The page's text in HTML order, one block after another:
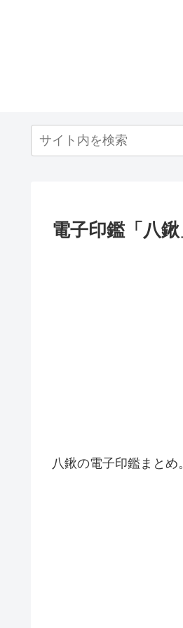
電子印鑑「八
八鍬の電子印鑑まとめ